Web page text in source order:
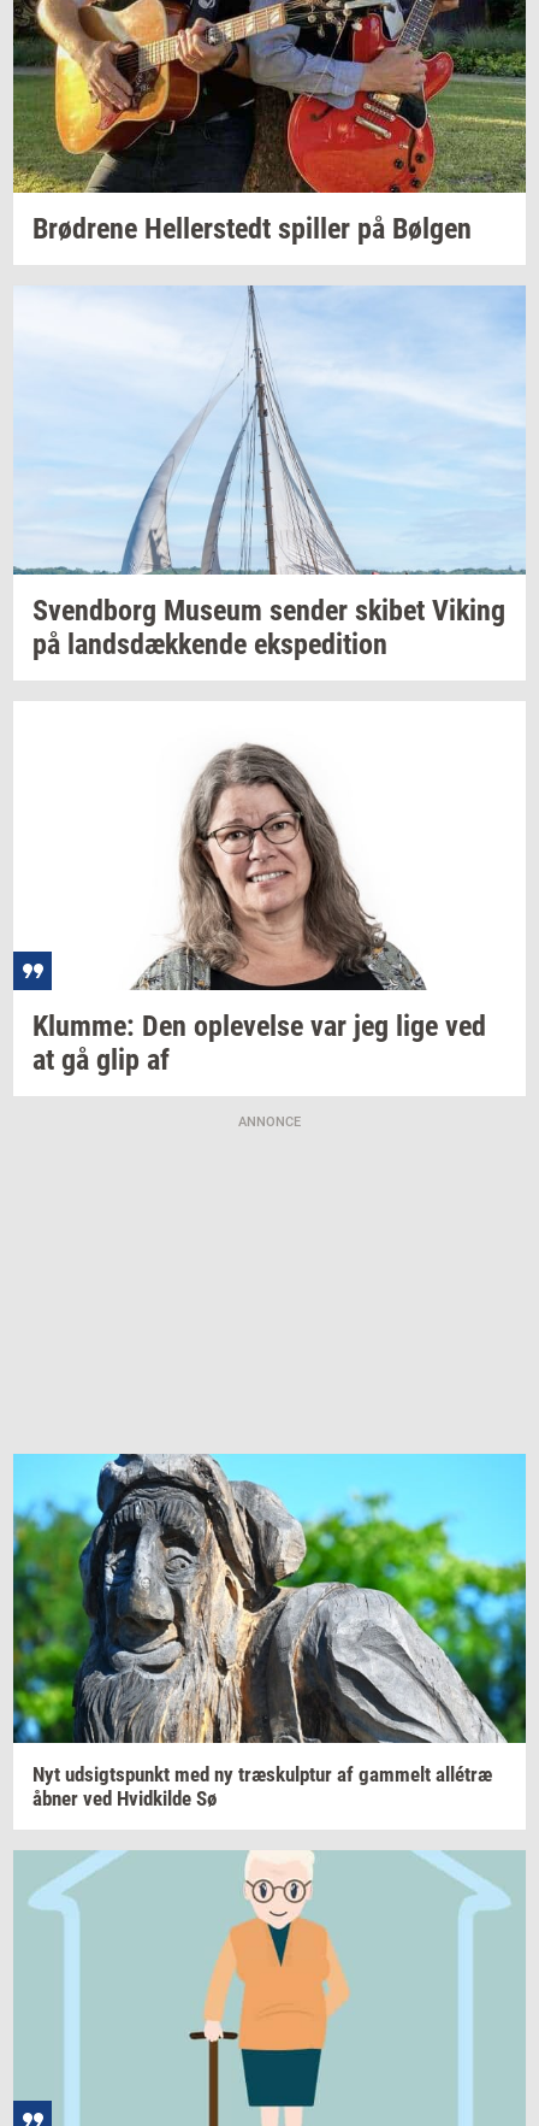
Brød­re­ne Hel­ler­stedt spil­ler på Bøl­gen
Svend­borg Mu­se­um sen­der ski­bet Viking
på lands­dæk­ken­de eks­pe­di­tion
Klum­me: Den op­le­vel­se var jeg lige ved
at gå glip af
ANNONCE
Nyt ud­sigts­punkt med ny træskul­p­tur af gam­melt allétræ
åbner ved Hvid­kil­de Sø